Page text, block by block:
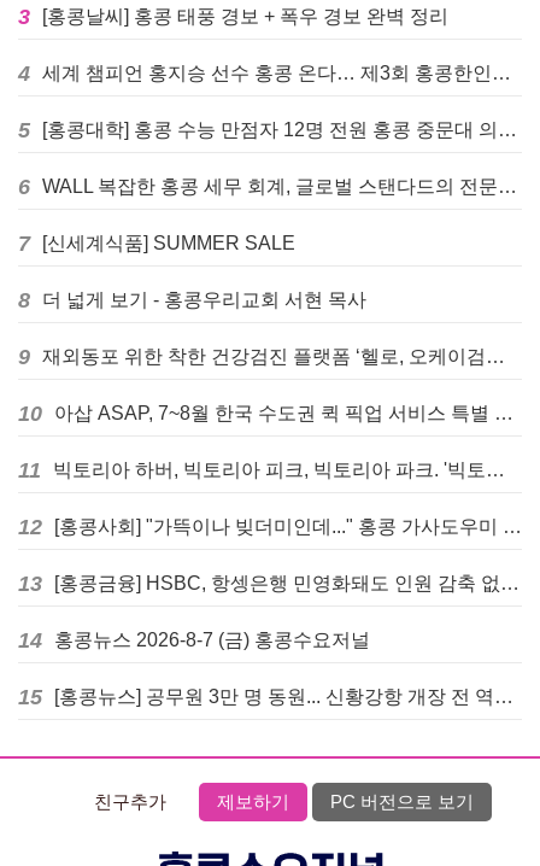
3 [홍콩날씨] 홍콩 태풍 경보 + 폭우 경보 완벽 정리
4 세계 챔피언 홍지승 선수 홍콩 온다… 제3회 홍콩한인팔씨름대회 9월 12일 개최
5 [홍콩대학] 홍콩 수능 만점자 12명 전원 홍콩 중문대 의대 진학
6 WALL 복잡한 홍콩 세무 회계, 글로벌 스탠다드의 전문가들이 답을 드립니다! - 법인설립, 회계, 감사
7 [신세계식품] SUMMER SALE
8 더 넓게 보기 - 홍콩우리교회 서현 목사
9 재외동포 위한 착한 건강검진 플랫폼 ‘헬로, 오케이검진’ 서비스 개시
10 아삽 ASAP, 7~8월 한국 수도권 퀵 픽업 서비스 특별 프로모션 실시
11 빅토리아 하버, 빅토리아 피크, 빅토리아 파크. '빅토리아’의 이름은 어떻게 온 걸까? - [이승권 원장의 생활칼럼]
12 [홍콩사회] "가뜩이나 빚더미인데..." 홍콩 가사도우미 대출 전면 금지 촉구
13 [홍콩금융] HSBC, 항셍은행 민영화돼도 인원 감축 없다... 독립 브랜드 유지
14 홍콩뉴스 2026-8-7 (금) 홍콩수요저널
15 [홍콩뉴스] 공무원 3만 명 동원... 신황강항 개장 전 역대급 훈련 실시
친구추가 제보하기 PC 버전으로 보기